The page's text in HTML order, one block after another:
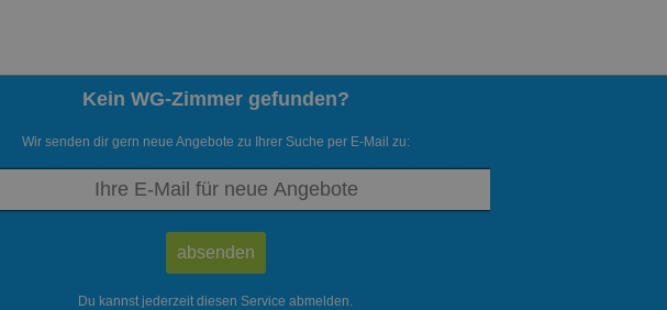
Kein WG-Zimmer gefunden?
Wir senden dir gern neue Angebote zu Ihrer Suche per E-Mail zu:
Du kannst jederzeit diesen Service abmelden.